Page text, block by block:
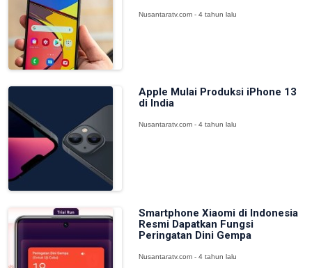
Nusantaratv.com - 4 tahun lalu
Apple Mulai Produksi iPhone 13
di India
Nusantaratv.com - 4 tahun lalu
Smartphone Xiaomi di Indonesia
Resmi Dapatkan Fungsi
Peringatan Dini Gempa
Nusantaratv.com - 4 tahun lalu